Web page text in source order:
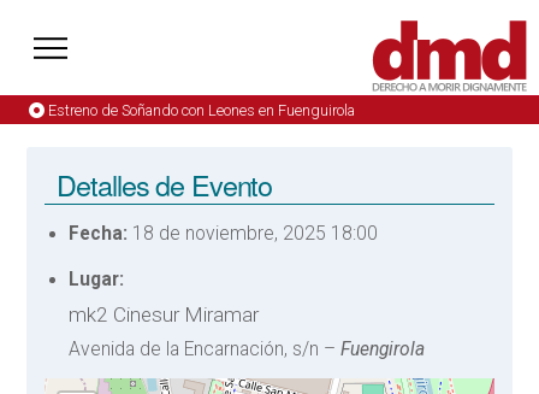
Estreno de Soñando con Leones en Fuenguirola
Detalles de Evento
Fecha: 18 de noviembre, 2025 18:00
Lugar:
mk2 Cinesur Miramar
Avenida de la Encarnación, s/n –Fuengirola